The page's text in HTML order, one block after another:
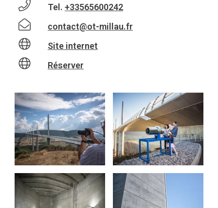
Tel. +33565600242
contact@ot-millau.fr
Site internet
Réserver